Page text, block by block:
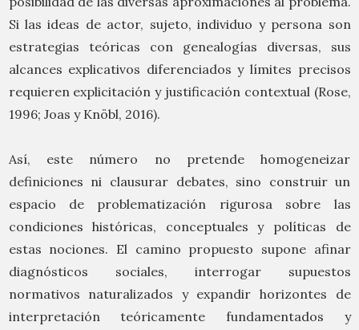
Si las ideas de actor, sujeto, individuo y persona son
estrategias teóricas con genealogías diversas, sus
alcances explicativos diferenciados y límites precisos
requieren explicitación y justificación contextual (Rose,
1996; Joas y Knöbl, 2016).
Así, este número no pretende homogeneizar
definiciones ni clausurar debates, sino construir un
espacio de problematización rigurosa sobre las
condiciones históricas, conceptuales y políticas de
estas nociones. El camino propuesto supone afinar
diagnósticos sociales, interrogar supuestos
normativos naturalizados y expandir horizontes de
interpretación teóricamente fundamentados y